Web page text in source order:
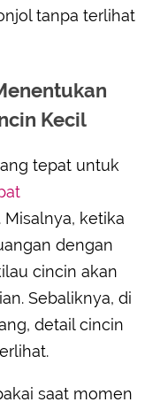
tanpa terlihat
Kecil
tepat untuk
. Misalnya, ketika
dengan
cincin akan
Sebaliknya, di
detail cincin
saat momen